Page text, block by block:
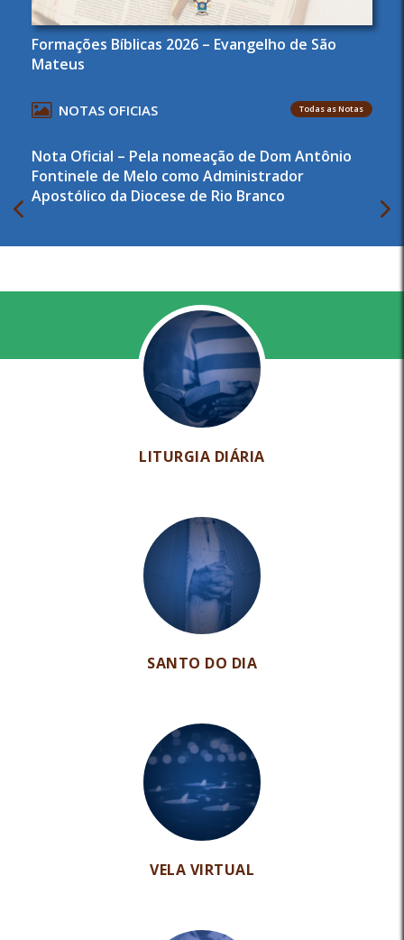
Formações Bíblicas 2026 – Evangelho de São
Mateus
NOTAS OFICIAS Todas as Notas
Nota Oficial – Pela nomeação de Dom Antônio
Fontinele de Melo como Administrador
Apostólico da Diocese de Rio Branco
LITURGIA DIÁRIA
SANTO DO DIA
VELA VIRTUAL